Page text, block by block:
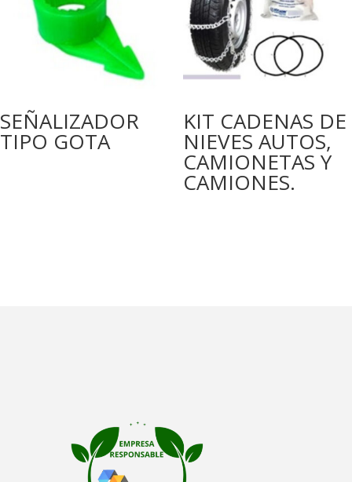
SEÑALIZADOR
TIPO GOTA
KIT CADENAS DE
NIEVES AUTOS,
CAMIONETAS Y
CAMIONES.